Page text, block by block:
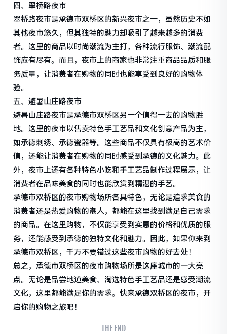
四、翠桥路夜市
翠桥路夜市是承德市双桥区的新兴夜市之一，虽然历史不如
其他夜市悠久，但其独特的魅力却吸引了越来越多的消费
者。这里的商品以时尚潮流为主打，各种流行服饰、潮流配
饰应有尽有。而且，夜市上的商家也非常注重商品品质和服
务质量，让消费者在购物的同时也能享受到良好的购物体
验。
五、避暑山庄路夜市
避暑山庄路夜市是承德市双桥区另一个值得一去的购物胜
地。这里的夜市以售卖特色手工艺品和文化创意产品为主，
如承德刺绣、承德瓷器等。这些商品不仅具有极高的艺术价
值，还能让消费者在购物的同时感受到承德的文化魅力。此
外，夜市上还有各种特色小吃和手工艺品制作过程展示，让
消费者在品味美食的同时也能欣赏到精湛的手艺。
承德市双桥区的夜市购物场所各具特色，无论是追求美食的
消费者还是热爱购物的潮人，都能在这里找到满足自己需求
的商品。在这里购物，不仅能享受到实惠的价格和优质的服
务，还能感受到承德的独特文化和魅力。因此，如果你来到
承德市双桥区，千万不要错过这些夜市购物的好去处！
总之，承德市双桥区的夜市购物场所是这座城市的一大亮
点。无论是品尝地道美食、淘选特色手工艺品还是感受潮流
文化，这里都能满足你的需求。快来承德双桥区的夜市，开
启你的购物之旅吧！
- THE END -